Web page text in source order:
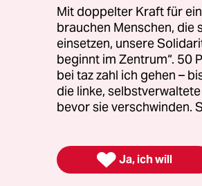
amerikanischen
sehr verwirrte
ihr zukünftiger Gatte sich
macht. Der Film spielt also
und-Bauern-Staat,
kommt in dieser Kalter-Krieg-
Blick in den sonstigen
sein. Und das liegt gar nicht
Mit doppelter Kraft für
brauchen Menschen, die
einsetzen, unsere
beginnt im Zentrum“. 50
bei taz zahl ich gehen –
die linke,
bevor sie verschwinden.
 Ja, ich will